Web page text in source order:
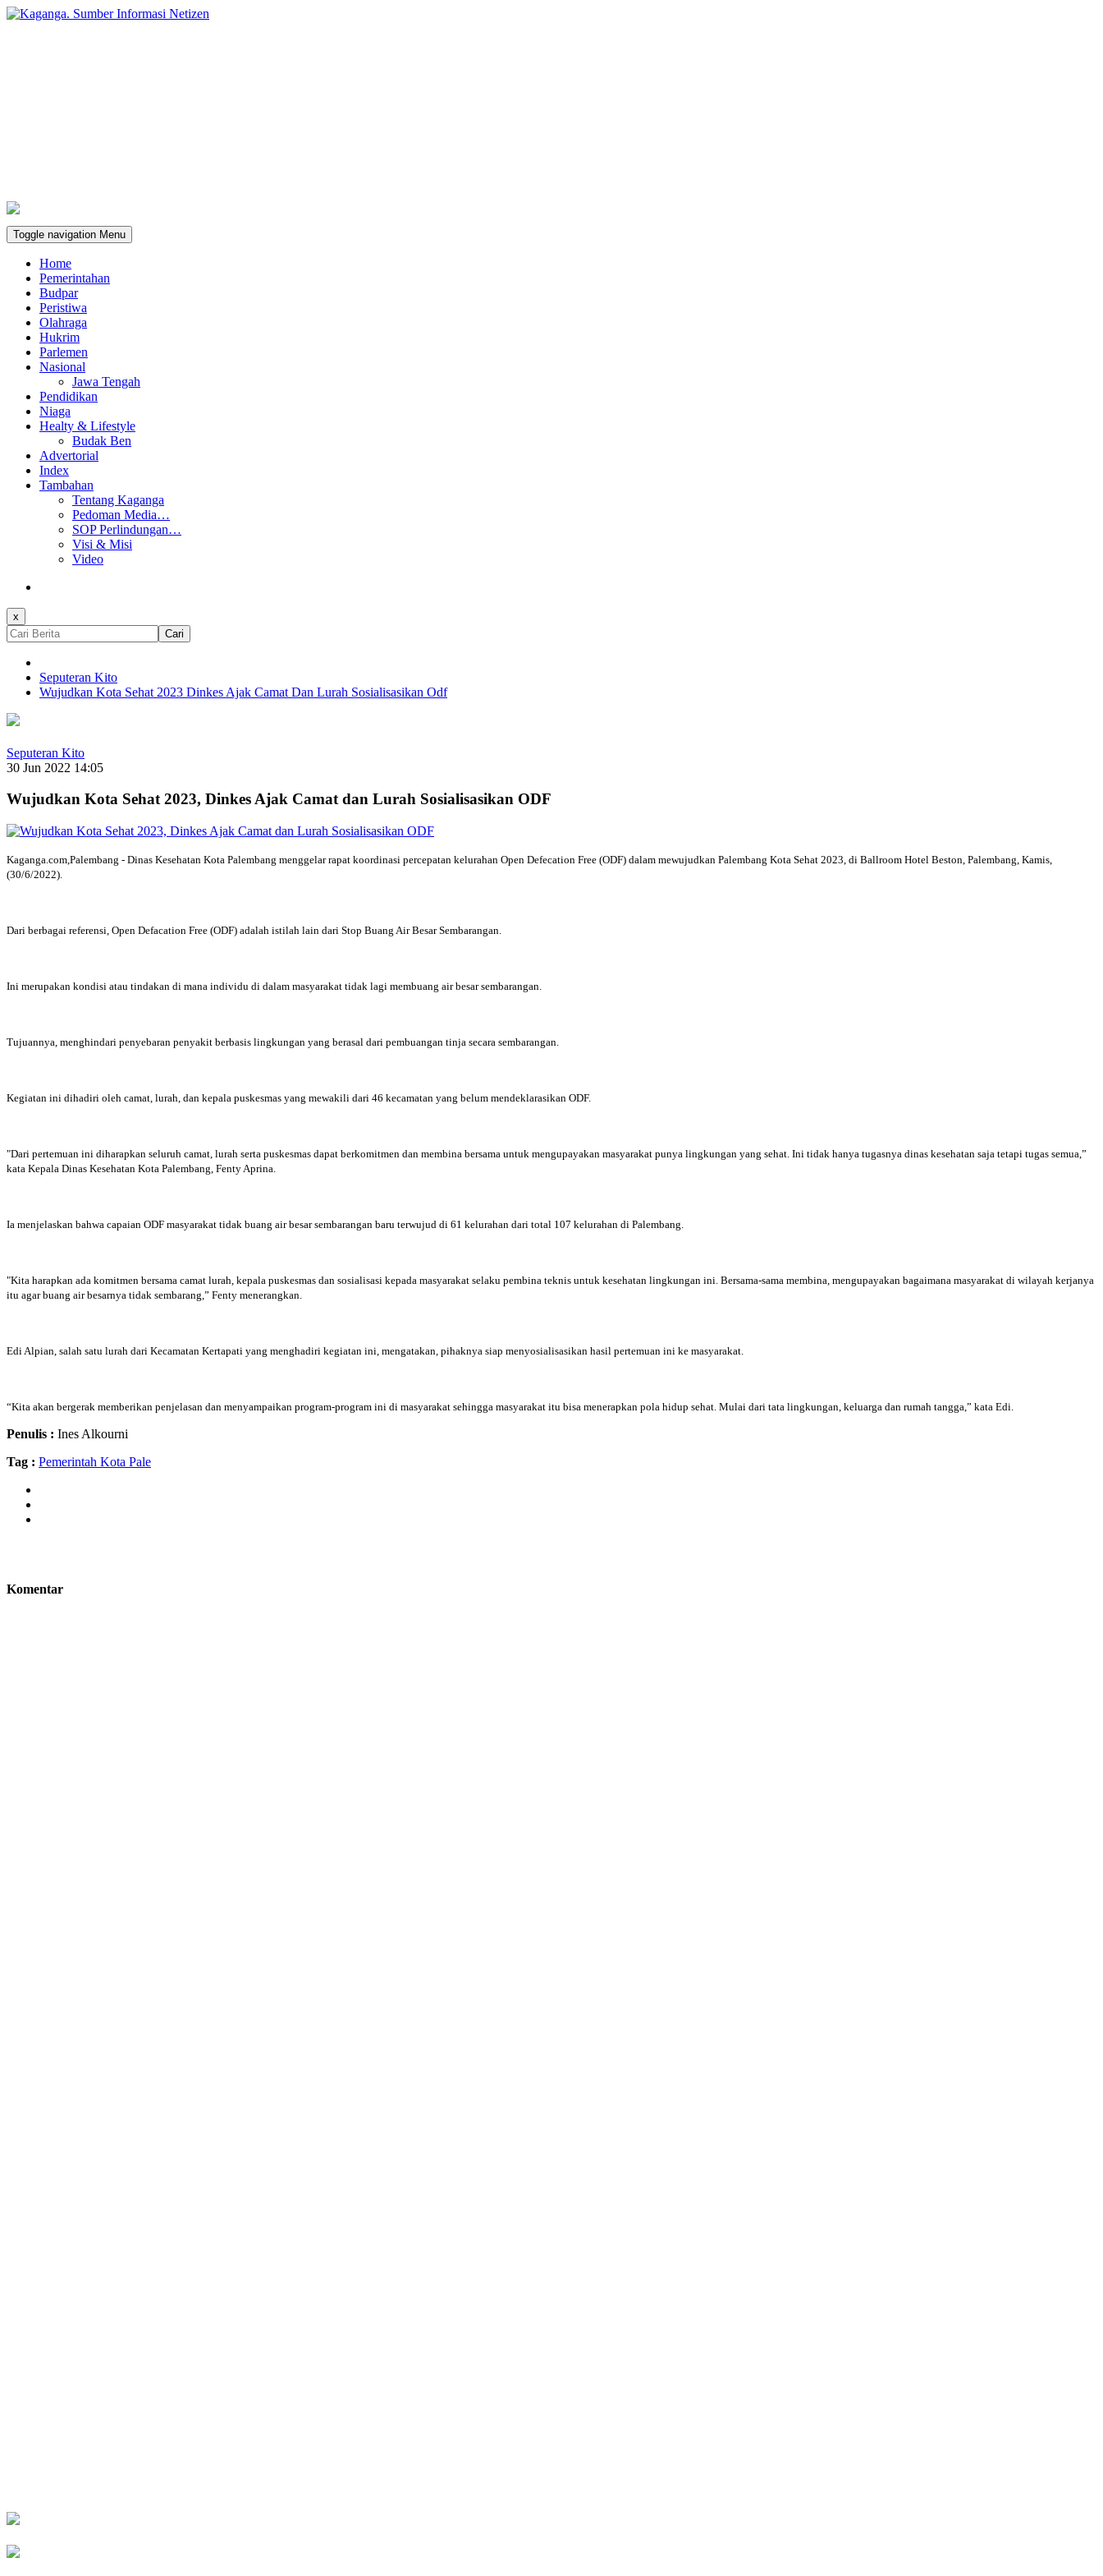
Toggle navigation Menu
Home
Pemerintahan
Budpar
Peristiwa
Olahraga
Hukrim
Parlemen
Nasional
Jawa Tengah
Pendidikan
Niaga
Healty & Lifestyle
Budak Ben
Advertorial
Index
Tambahan
Tentang Kaganga
Pedoman Media…
SOP Perlindungan…
Visi & Misi
Video
x
Cari
Seputeran Kito
Wujudkan Kota Sehat 2023 Dinkes Ajak Camat Dan Lurah Sosialisasikan Odf
Seputeran Kito
30 Jun 2022 14:05
Wujudkan Kota Sehat 2023, Dinkes Ajak Camat dan Lurah Sosialisasikan ODF
Kaganga.com,Palembang - Dinas Kesehatan Kota Palembang menggelar rapat koordinasi percepatan kelurahan Open Defecation Free (ODF) dalam mewujudkan Palembang Kota Sehat 2023, di Ballroom Hotel Beston, Palembang, Kamis,
(30/6/2022).
Dari berbagai referensi, Open Defacation Free (ODF) adalah istilah lain dari Stop Buang Air Besar Sembarangan.
Ini merupakan kondisi atau tindakan di mana individu di dalam masyarakat tidak lagi membuang air besar sembarangan.
Tujuannya, menghindari penyebaran penyakit berbasis lingkungan yang berasal dari pembuangan tinja secara sembarangan.
Kegiatan ini dihadiri oleh camat, lurah, dan kepala puskesmas yang mewakili dari 46 kecamatan yang belum mendeklarasikan ODF.
"Dari pertemuan ini diharapkan seluruh camat, lurah serta puskesmas dapat berkomitmen dan membina bersama untuk mengupayakan masyarakat punya lingkungan yang sehat. Ini tidak hanya tugasnya dinas kesehatan saja tetapi tugas semua,”
kata Kepala Dinas Kesehatan Kota Palembang, Fenty Aprina.
Ia menjelaskan bahwa capaian ODF masyarakat tidak buang air besar sembarangan baru terwujud di 61 kelurahan dari total 107 kelurahan di Palembang.
"Kita harapkan ada komitmen bersama camat lurah, kepala puskesmas dan sosialisasi kepada masyarakat selaku pembina teknis untuk kesehatan lingkungan ini. Bersama-sama membina, mengupayakan bagaimana masyarakat di wilayah kerjanya
itu agar buang air besarnya tidak sembarang,” Fenty menerangkan.
Edi Alpian, salah satu lurah dari Kecamatan Kertapati yang menghadiri kegiatan ini, mengatakan, pihaknya siap menyosialisasikan hasil pertemuan ini ke masyarakat.
“Kita akan bergerak memberikan penjelasan dan menyampaikan program-program ini di masyarakat sehingga masyarakat itu bisa menerapkan pola hidup sehat. Mulai dari tata lingkungan, keluarga dan rumah tangga,” kata Edi.
Penulis : Ines Alkourni
Tag : Pemerintah Kota Pale
Komentar